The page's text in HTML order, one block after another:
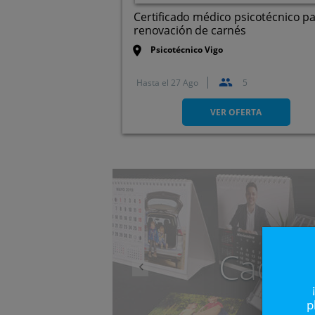
Certificado médico psicotécnico
renovación de carnés
Psicotécnico Vigo
Vigo
Hasta el 27 Ago 5
VER OFERTA
Anterior